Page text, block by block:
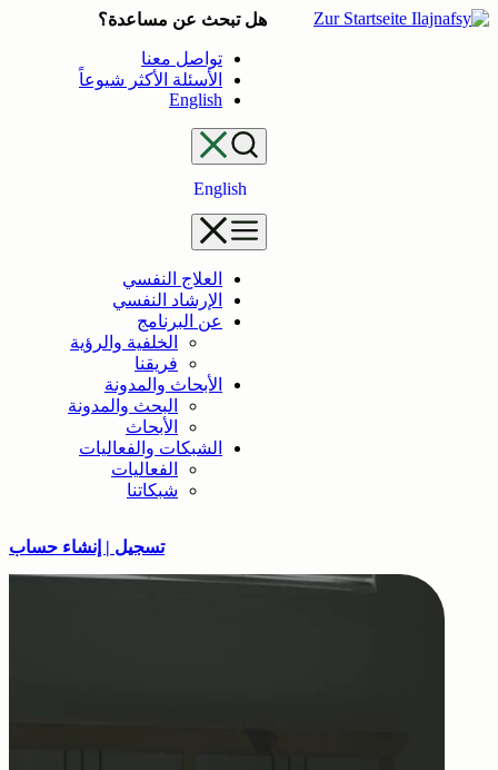
تخطى
هل تبحث عن مساعدة؟
تواصل معنا
الأسئلة الأكثر شيوعاً
English
English
العلاج النفسي
الإرشاد النفسي
عن البرنامج
الخلفية والرؤية
فريقنا
الأبحاث والمدونة
البحث والمدونة
الأبحاث
الشبكات والفعاليات
الفعاليات
شبكاتنا
تسجيل | إنشاء حساب